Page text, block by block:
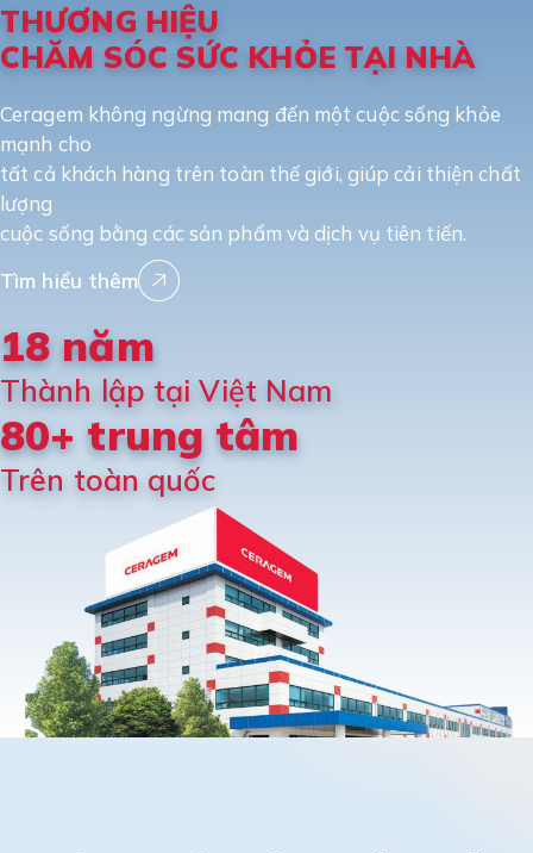
THƯƠNG HIỆU
CHĂM SÓC SỨC KHỎE TẠI NHÀ
Ceragem không ngừng mang đến một cuộc sống khỏe
mạnh cho
tất cả khách hàng trên toàn thế giới, giúp cải thiện chất
lượng
cuộc sống bằng các sản phẩm và dịch vụ tiên tiến.
Tìm hiểu thêm
18 năm
Thành lập tại Việt Nam
80+ trung tâm
Trên toàn quốc